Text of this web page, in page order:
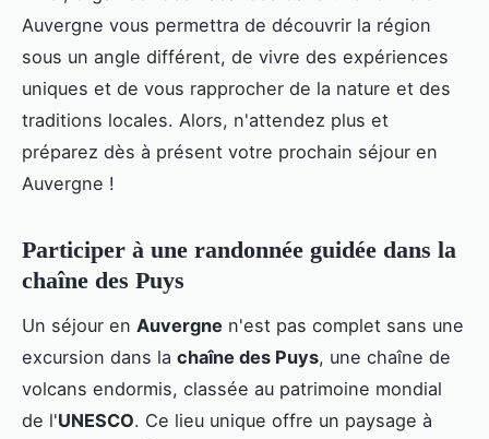
Auvergne vous permettra de découvrir la région
sous un angle différent, de vivre des expériences
uniques et de vous rapprocher de la nature et des
traditions locales. Alors, n'attendez plus et
préparez dès à présent votre prochain séjour en
Auvergne !
Participer à une randonnée guidée dans la
chaîne des Puys
Un séjour en Auvergne n'est pas complet sans une
excursion dans la chaîne des Puys, une chaîne de
volcans endormis, classée au patrimoine mondial
de l'UNESCO. Ce lieu unique offre un paysage à